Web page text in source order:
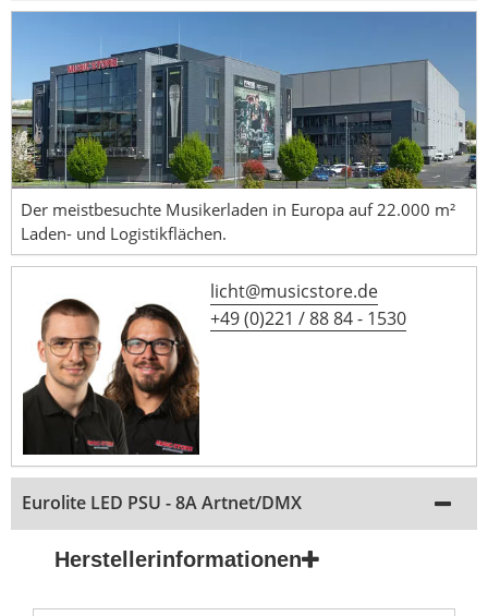
Der meistbesuchte Musikerladen in Europa auf 22.000 m²
Laden- und Logistikflächen.
licht@musicstore.de
+49 (0)221 / 88 84 - 1530
Eurolite LED PSU - 8A Artnet/DMX
Herstellerinformationen